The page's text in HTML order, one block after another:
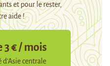
et pour le rester,
aide !
€ / mois
d’Asie centrale